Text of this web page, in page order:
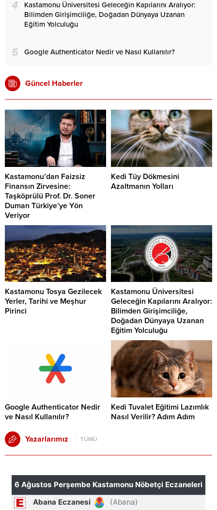
4
Kastamonu Üniversitesi Geleceğin Kapılarını Aralıyor:
Bilimden Girişimciliğe, Doğadan Dünyaya Uzanan
Eğitim Yolculuğu
5 Google Authenticator Nedir ve Nasıl Kullanılır?
Güncel Haberler
Kastamonu’dan Faizsiz
Finansın Zirvesine:
Taşköprülü Prof. Dr. Soner
Duman Türkiye’ye Yön
Veriyor
Kedi Tüy Dökmesini
Azaltmanın Yolları
Kastamonu Tosya Gezilecek
Yerler, Tarihi ve Meşhur
Pirinci
Kastamonu Üniversitesi
Geleceğin Kapılarını Aralıyor:
Bilimden Girişimciliğe,
Doğadan Dünyaya Uzanan
Eğitim Yolculuğu
Google Authenticator Nedir
ve Nasıl Kullanılır?
Kedi Tuvalet Eğitimi Lazımlık
Nasıl Verilir? Adım Adım
Yazarlarımız TÜMÜ